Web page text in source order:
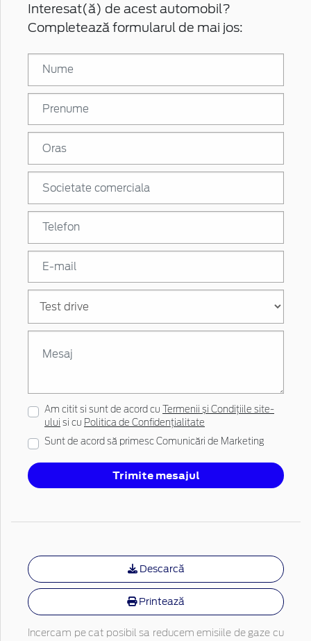
Interesat(ă) de acest automobil?
Completează formularul de mai jos:
Am citit si sunt de acord cu
Termenii și Condițiile site-
ului si cu Politica de Confidențialitate
Sunt de acord să primesc Comunicări de Marketing
Trimite mesajul
Descarcă
Printează
Incercam pe cat posibil sa reducem emisiile de gaze cu